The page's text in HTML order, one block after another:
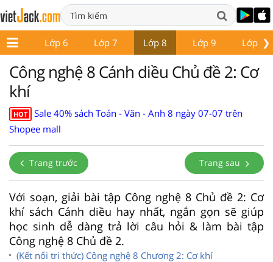
❯
5 Lớp 6 Lớp 7 Lớp 8 Lớp 9 Lớp 10
Công nghệ 8 Cánh diều Chủ đề 2: Cơ
khí
HOT
Sale 40% sách Toán - Văn - Anh 8 ngày 07-07 trên
Shopee mall
Trang trước Trang sau
Với soạn, giải bài tập Công nghệ 8 Chủ đề 2: Cơ
khí sách Cánh diều hay nhất, ngắn gọn sẽ giúp
học sinh dễ dàng trả lời câu hỏi & làm bài tập
Công nghệ 8 Chủ đề 2.
(Kết nối tri thức) Công nghệ 8 Chương 2: Cơ khí